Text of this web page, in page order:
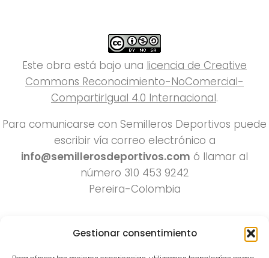
Gestionar consentimiento
Este obra está bajo una licencia de Creative
Commons Reconocimiento-NoComercial-
CompartirIgual 4.0 Internacional.
Para comunicarse con Semilleros Deportivos puede
escribir vía correo electrónico a
info@semillerosdeportivos.com ó llamar al
número 310 453 9242
Pereira-Colombia